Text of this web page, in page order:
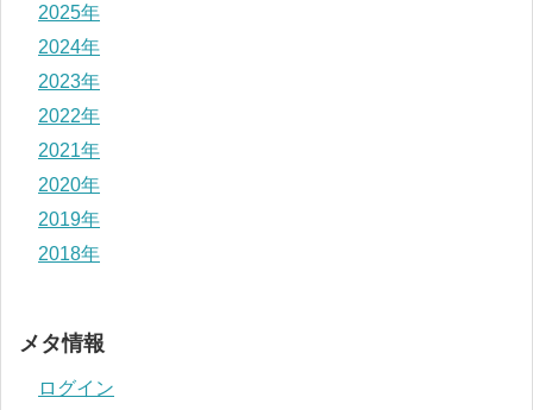
2025年
2024年
2023年
2022年
2021年
2020年
2019年
2018年
メタ情報
ログイン